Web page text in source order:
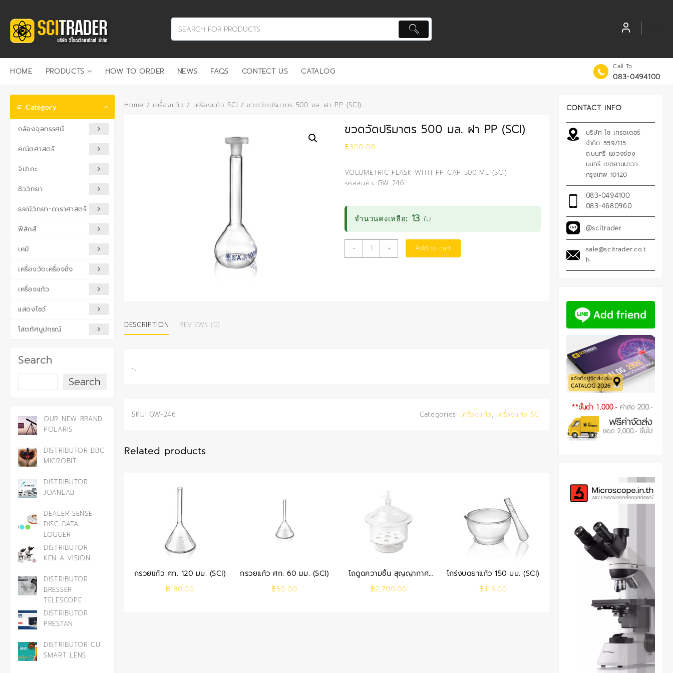
content
HOME PRODUCTS HOW TO ORDER NEWS FAQS CONTECT US CATALOG Call To
083-0494100
Category
กล้องจุลทรรศน์
คณิตศาสตร์
จิปาถะ
ชีววิทยา
ธรณีวิทยา-ดาราศาสตร์
ฟิสิกส์
เคมี
เครื่องวัดเครื่องชั่ง
เครื่องแก้ว
แสดงโชว์
โสตทัศนูปกรณ์
Search
Search
OUR NEW BRAND
POLARIS
DISTRIBUTOR BBC
MICROBIT
DISTRIBUTOR
JOANLAB
DEALER SENSE
DISC DATA
LOGGER
DISTRIBUTOR
KEN-A-VISION
DISTRIBUTOR
BRESSER
TELESCOPE
DISTRIBUTOR
PRESTAN
DISTRIBUTOR CU
SMART LENS
Home / เครื่องแก้ว / เครื่องแก้ว SCI / ขวดวัดปริมาตร 500 มล. ฝา PP (SCI)
ขวดวัดปริมาตร 500 มล. ฝา PP (SCI)
฿300.00
VOLUMETRIC FLASK WITH PP CAP 500 ML (SCI)
รหัสสินค้า: GW-246
จำนวนคงเหลือ: 13 ใบ
-
ขวด
วัด
+ Add to cart
DESCRIPTION REVIEWS (0)
‘-
SKU: GW-246 Categories: เครื่องแก้ว, เครื่องแก้ว SCI
Related products
กรวยแก้ว ศก. 120 มม. (SCI)
฿180.00
กรวยแก้ว ศก. 60 มม. (SCI)
฿50.00
โถดูดความชื้น สุญญากาศ
300 มม. (SCI)
฿2,700.00
โกร่งบดยาแก้ว 150 มม. (SCI)
฿415.00
CONTACT INFO
บริษัท ไซ เทรดเดอร์
จำกัด 559/115
ถ.นนทรี แขวงช่อง
นนทรี เขตยานนาวา
กรุงเทพ 10120
083-0494100
083-4680960
@scitrader
sale@scitrader.co.t
h